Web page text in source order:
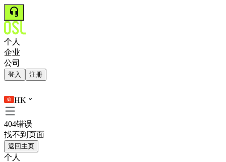
个人
企业
公司
登入 注册
HK
404错误
找不到页面
返回主页
个人